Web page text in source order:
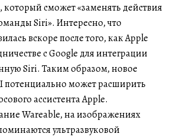
сможет «заменять действия
Siri». Интересно, что
вскоре после того, как Apple
с Google для интеграции
Siri. Таким образом, новое
потенциально может расширить
ассистента Apple.
Wareable, на изображениях
ультразвуковой